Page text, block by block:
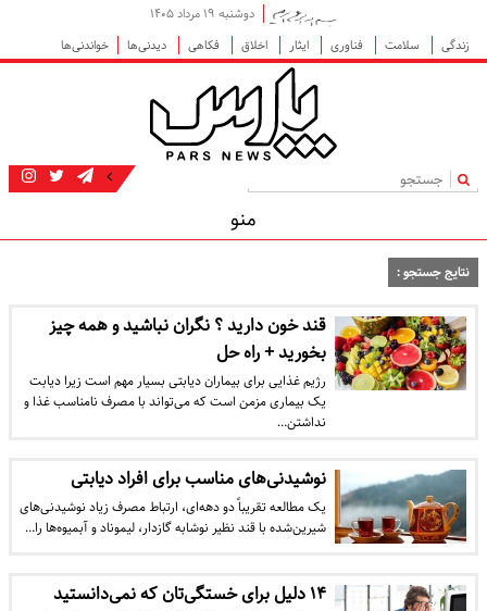
دوشنبه ۱۹ مرداد ۱۴۰۵
زندگی
سلامت فناوری ایثار اخلاق فکاهی دیدنی‌ها خواندنی‌ها
|
منو
نتایج جستجو :
قند خون دارید ؟ نگران نباشید و همه چیز
بخورید + راه حل
رژیم غذایی برای بیماران دیابتی بسیار مهم است زیرا دیابت
یک بیماری مزمن است که می‌تواند با مصرف نامناسب غذا و
نداشتن…
نوشیدنی‌های مناسب برای افراد دیابتی
یک مطالعه تقریباً دو دهه‌ای، ارتباط مصرف زیاد نوشیدنی‌های
شیرین‌شده با قند نظیر نوشابه گازدار، لیموناد و آبمیوه‌ها را…
۱۴ دلیل برای خستگی‌تان که نمی‌دانستید